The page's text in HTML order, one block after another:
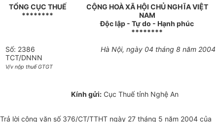
TỔNG CỤC THUẾ
********
CỘNG HOÀ XÃ HỘI CHỦ NGHĨA VIỆT
NAM
Độc lập - Tự do - Hạnh phúc
********
Số: 2386
TCT/DNNN
V/v nộp thuế GTGT
Hà Nội, ngày 04 tháng 8 năm 2004
Kính gửi:Cục Thuế tỉnh Nghệ An
Trả lời công văn số 376/CT/TTHT ngày 27 tháng 5 năm 2004 của